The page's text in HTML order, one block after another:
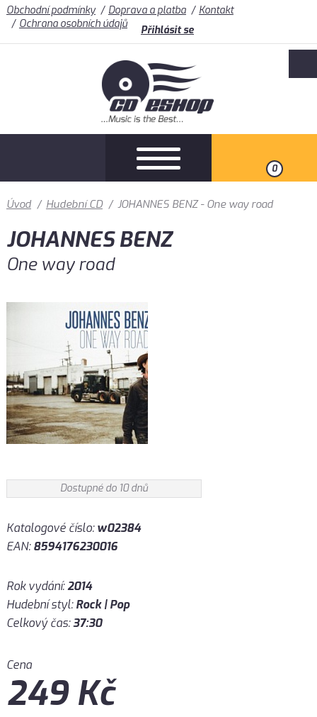
Obchodní podmínky Doprava a platba
Kontakt
Ochrana osobních údajů
Přihlásit se
0
Úvod / Hudební CD / JOHANNES BENZ - One way road
JOHANNES BENZ
One way road
Dostupné do 10 dnů
Katalogové číslo:w02384
EAN:8594176230016
Rok vydání:2014
Hudební styl:Rock | Pop
Celkový čas:37:30
Cena
249Kč